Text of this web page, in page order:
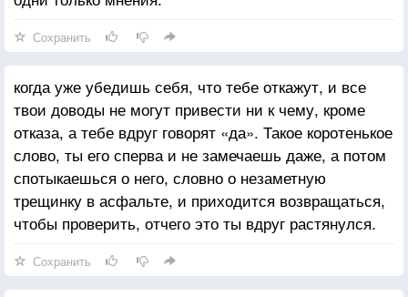
Сохранить
когда уже убедишь себя, что тебе откажут, и все
твои доводы не могут привести ни к чему, кроме
отказа, а тебе вдруг говорят «да». Такое коротенькое
слово, ты его сперва и не замечаешь даже, а потом
спотыкаешься о него, словно о незаметную
трещинку в асфальте, и приходится возвращаться,
чтобы проверить, отчего это ты вдруг растянулся.
Сохранить